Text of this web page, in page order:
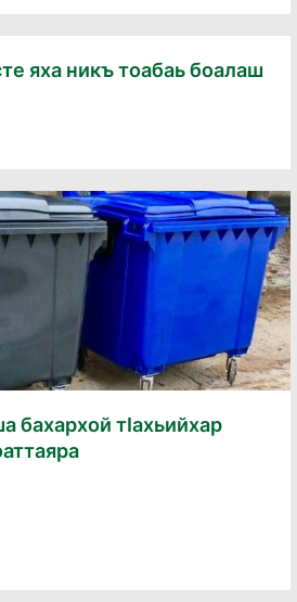
яха никъ тоабаь боалаш
бахархой тӀахьийхар